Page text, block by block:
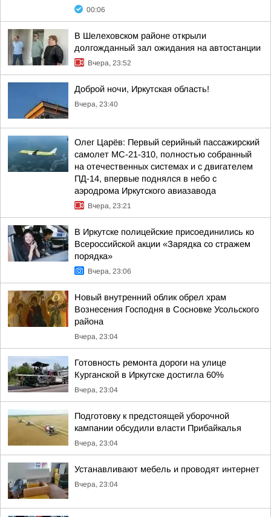
00:06
В Шелеховском районе открыли
долгожданный зал ожидания на автостанции
Вчера, 23:52
Доброй ночи, Иркутская область!
Вчера, 23:40
Олег Царёв: Первый серийный пассажирский
самолет МС-21-310, полностью собранный
на отечественных системах и с двигателем
ПД-14, впервые поднялся в небо с
аэродрома Иркутского авиазавода
Вчера, 23:21
В Иркутске полицейские присоединились ко
Всероссийской акции «Зарядка со стражем
порядка»
Вчера, 23:06
Новый внутренний облик обрел храм
Вознесения Господня в Сосновке Усольского
района
Вчера, 23:04
Готовность ремонта дороги на улице
Курганской в Иркутске достигла 60%
Вчера, 23:04
Подготовку к предстоящей уборочной
кампании обсудили власти Прибайкалья
Вчера, 23:04
Устанавливают мебель и проводят интернет
Вчера, 23:04